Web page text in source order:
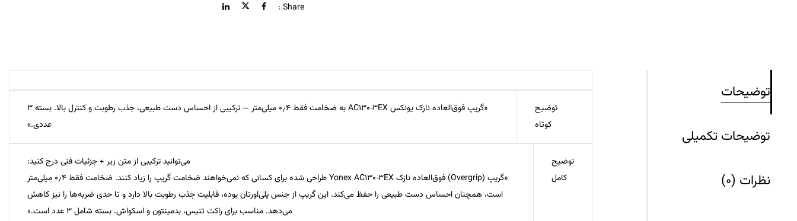
Share :
توضیحات
توضیحات تکمیلی
نظرات (0)
توضیح
کوتاه
«گریپ فوق‌العاده نازک یونکس AC130‑3EX به ضخامت فقط ۰٫۴ میلی‌متر — ترکیبی از احساس دست طبیعی، جذب رطوبت و کنترل بالا. بسته ۳
عددی.»
توضیح
کامل
می‌توانید ترکیبی از متن زیر + جزئیات فنی درج کنید:
«گریپ (Overgrip) فوق‌العاده نازک Yonex AC130‑3EX طراحی شده برای کسانی که نمی‌خواهند ضخامت گریپ را زیاد کنند. ضخامت فقط ۰٫۴ میلی‌متر
است، همچنان احساس دست طبیعی را حفظ می‌کند. این گریپ از جنس پلی‌اورتان بوده، قابلیت جذب رطوبت بالا دارد و تا حدی ضربه‌ها را نیز کاهش
می‌دهد. مناسب برای راکت تنیس، بدمینتون و اسکواش. بسته شامل ۳ عدد است.»